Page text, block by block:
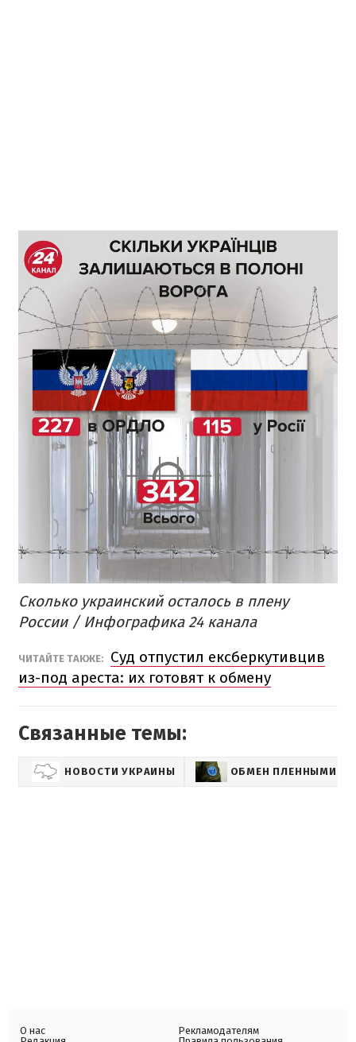
Сколько украинский осталось в плену
России / Инфографика 24 канала
ЧИТАЙТЕ ТАКЖЕ:
Суд отпустил ексберкутивцив
из-под ареста: их готовят к обмену
Связанные темы:
НОВОСТИ УКРАИНЫ ОБМЕН ПЛЕННЫМИ
О нас
Рекламодателям